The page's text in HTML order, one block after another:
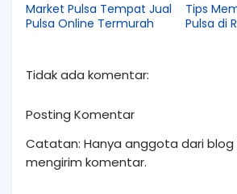
Market Pulsa Tempat Jual
Pulsa Online Termurah
Tips
Pulsa di
Tidak ada komentar:
Posting Komentar
Catatan: Hanya anggota dari
mengirim komentar.